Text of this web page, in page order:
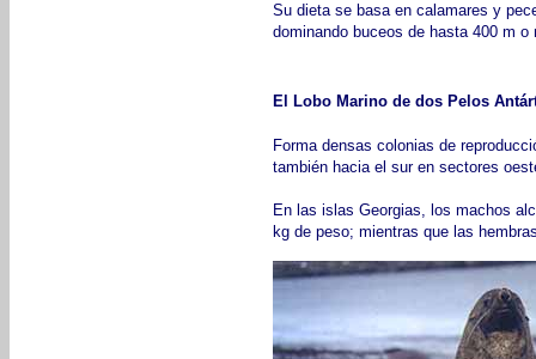
Su dieta se basa en calamares y
dominando buceos de hasta 400 m
El Lobo Marino de dos Pelos
Forma densas colonias de
también hacia el sur en sectores
En las islas Georgias, los machos
kg de peso; mientras que las